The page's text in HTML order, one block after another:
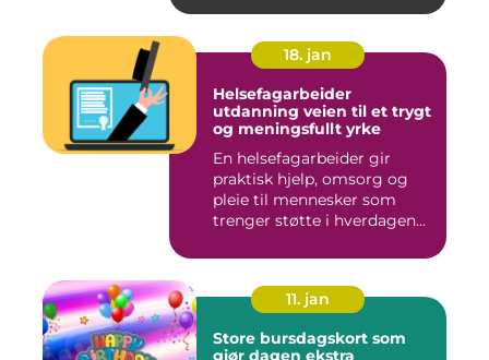
18. jan
Helsefagarbeider
utdanning veien til et trygt
og meningsfullt yrke
En helsefagarbeider gir
praktisk hjelp, omsorg og
pleie til mennesker som
trenger støtte i hverdagen...
11. jan
Store bursdagskort som
gjør dagen ekstra